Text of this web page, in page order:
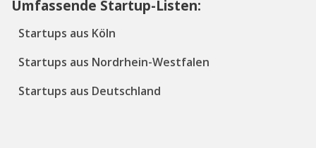
Umfassende Startup-Listen:
Startups aus Köln
Startups aus Nordrhein-Westfalen
Startups aus Deutschland